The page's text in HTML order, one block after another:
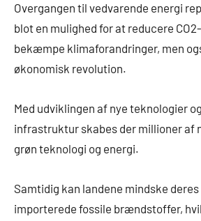
Overgangen til vedvarende energi
blot en mulighed for at reducere
bekæmpe klimaforandringer, men
økonomisk revolution.
Med udviklingen af nye teknologier
infrastruktur skabes der millioner af
grøn teknologi og energi.
Samtidig kan landene mindske
importerede fossile brændstoffer,